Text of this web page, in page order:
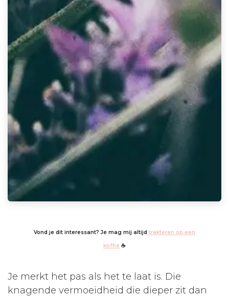
Vond je dit interessant? Je mag mij altijd trakteren op een
koffie ☕
Je merkt het pas als het te laat is. Die
knagende vermoeidheid die dieper zit dan